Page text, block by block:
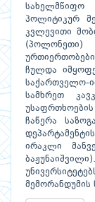
სახელმწიფო
პოლიტიკურ
კვლევითი
(პოლონეთი)
ჩულდა
სამხრეთ
ჩაწერა
ირაკლი
მემორანდუმის